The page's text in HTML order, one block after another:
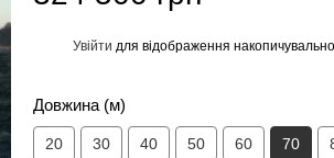
Увійти для відображення
Довжина (м)
20 30 40 50 60 70